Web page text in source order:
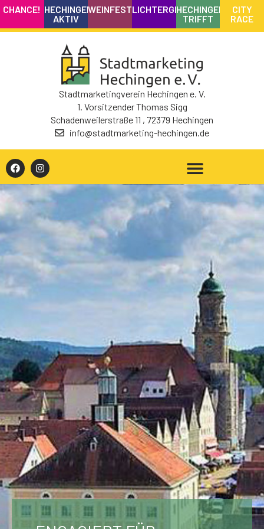
CHANCE! HECHINGEN
AKTIV
WEINFESTLICHTERGLANZHECHINGEN
TRIFFT
CITY
RACE
Stadtmarketingverein Hechingen e. V.
1. Vorsitzender Thomas Sigg
Schadenweilerstraße 11 , 72379 Hechingen
info@stadtmarketing-hechingen.de